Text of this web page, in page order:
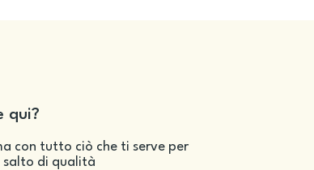
qui?
con tutto ciò che ti serve per
salto di qualità